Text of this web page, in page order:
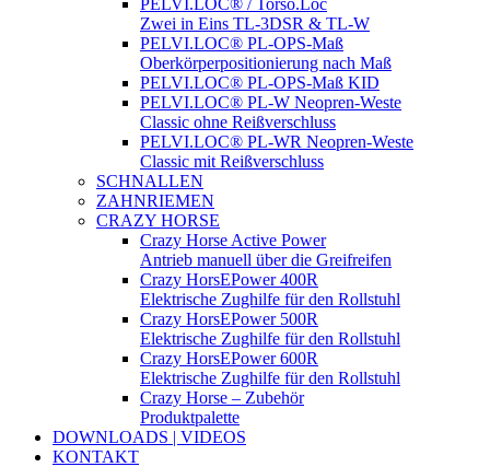
PELVI.LOC® / Torso.Loc
Zwei in Eins TL-3DSR & TL-W
PELVI.LOC® PL-OPS-Maß
Oberkörperpositionierung nach Maß
PELVI.LOC® PL-OPS-Maß KID
PELVI.LOC® PL-W Neopren-Weste
Classic ohne Reißverschluss
PELVI.LOC® PL-WR Neopren-Weste
Classic mit Reißverschluss
SCHNALLEN
ZAHNRIEMEN
CRAZY HORSE
Crazy Horse Active Power
Antrieb manuell über die Greifreifen
Crazy HorsEPower 400R
Elektrische Zughilfe für den Rollstuhl
Crazy HorsEPower 500R
Elektrische Zughilfe für den Rollstuhl
Crazy HorsEPower 600R
Elektrische Zughilfe für den Rollstuhl
Crazy Horse – Zubehör
Produktpalette
DOWNLOADS | VIDEOS
KONTAKT